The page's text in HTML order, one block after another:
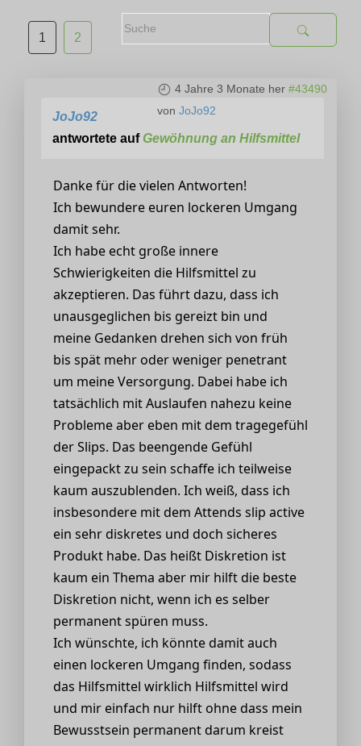
1 2
4 Jahre 3 Monate her #43490
von JoJo92
JoJo92
antwortete aufGewöhnung an Hilfsmittel
Danke für die vielen Antworten!
Ich bewundere euren lockeren Umgang
damit sehr.
Ich habe echt große innere
Schwierigkeiten die Hilfsmittel zu
akzeptieren. Das führt dazu, dass ich
unausgeglichen bis gereizt bin und
meine Gedanken drehen sich von früh
bis spät mehr oder weniger penetrant
um meine Versorgung. Dabei habe ich
tatsächlich mit Auslaufen nahezu keine
Probleme aber eben mit dem tragegefühl
der Slips. Das beengende Gefühl
eingepackt zu sein schaffe ich teilweise
kaum auszublenden. Ich weiß, dass ich
insbesondere mit dem Attends slip active
ein sehr diskretes und doch sicheres
Produkt habe. Das heißt Diskretion ist
kaum ein Thema aber mir hilft die beste
Diskretion nicht, wenn ich es selber
permanent spüren muss.
Ich wünschte, ich könnte damit auch
einen lockeren Umgang finden, sodass
das Hilfsmittel wirklich Hilfsmittel wird
und mir einfach nur hilft ohne dass mein
Bewusstsein permanent darum kreist